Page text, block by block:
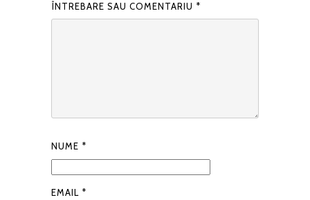
ÎNTREBARE SAU COMENTARIU *
NUME *
EMAIL *